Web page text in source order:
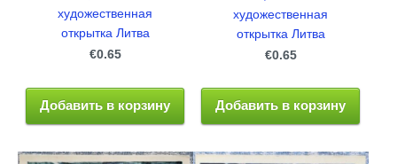
художественная
открытка Литва
€0.65
Добавить в корзину
художественная
открытка Литва
€0.65
Добавить в корзину